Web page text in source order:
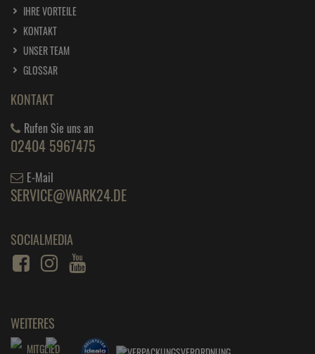
IHRE VORTEILE
KONTAKT
UNSER TEAM
GLOSSAR
KONTAKT
Rufen Sie uns an
02404 5967475
E-Mail
SERVICE@WARK24.DE
SOCIALMEDIA
WEITERES